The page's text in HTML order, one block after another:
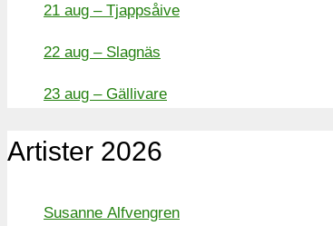
21 aug – Tjappsåive
22 aug – Slagnäs
23 aug – Gällivare
Artister 2026
Susanne Alfvengren